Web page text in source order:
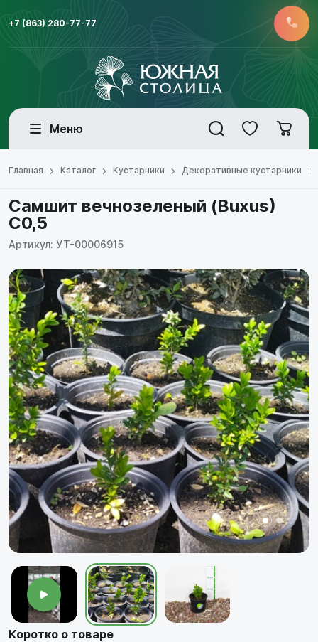
+7 (863) 280-77-77
Меню
Главная Каталог Кустарники Декоративные кустарники
Самшит вечнозеленый (Buxus)
С0,5
Артикул: УТ-00006915
Коротко о товаре